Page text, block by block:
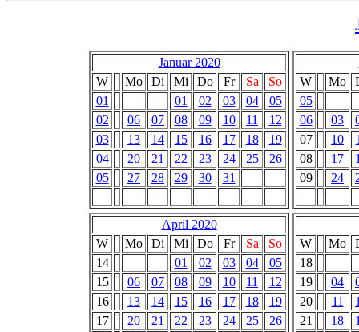
Januar 2020
W
Mo Di Mi Do Fr Sa
So
01
01 02 03 04
05
02
06 07 08 09 10 11
12
03
13 14 15 16 17 18
19
04
20 21 22 23 24 25
26
05
27 28 29 30 31
W
Mo
05
06
03
07
10
08
17
09
24
April 2020
W
Mo Di Mi Do Fr Sa
So
14
01 02 03 04
05
15
06 07 08 09 10 11
12
16
13 14 15 16 17 18
19
17
20 21 22 23 24 25
26
W Mo
18
19
04
20
11
21
18